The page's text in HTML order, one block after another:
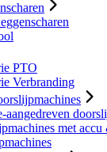
PTO
Verbranding
aangedreven
met accu